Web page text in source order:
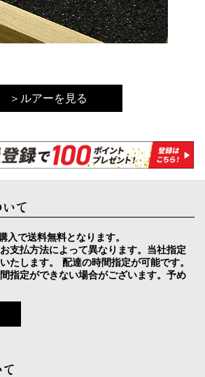
＞ルアーを見る
て
で送料無料となります。
支払方法によって異なります。当社指定
たします。 配達の時間指定が可能です。
指定ができない場合がございます。予め